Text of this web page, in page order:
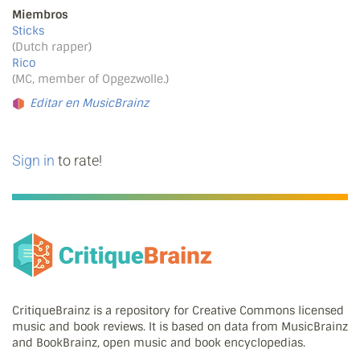
Miembros
Sticks
(Dutch rapper)
Rico
(MC, member of Opgezwolle.)
Editar en MusicBrainz
Sign in to rate!
CritiqueBrainz is a repository for Creative Commons licensed
music and book reviews. It is based on data from MusicBrainz
and BookBrainz, open music and book encyclopedias.